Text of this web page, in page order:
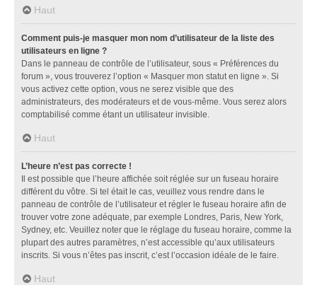
Haut
Comment puis-je masquer mon nom d’utilisateur de la liste des
utilisateurs en ligne ?
Dans le panneau de contrôle de l’utilisateur, sous « Préférences du
forum », vous trouverez l’option « Masquer mon statut en ligne ». Si
vous activez cette option, vous ne serez visible que des
administrateurs, des modérateurs et de vous-même. Vous serez alors
comptabilisé comme étant un utilisateur invisible.
Haut
L’heure n’est pas correcte !
Il est possible que l’heure affichée soit réglée sur un fuseau horaire
différent du vôtre. Si tel était le cas, veuillez vous rendre dans le
panneau de contrôle de l’utilisateur et régler le fuseau horaire afin de
trouver votre zone adéquate, par exemple Londres, Paris, New York,
Sydney, etc. Veuillez noter que le réglage du fuseau horaire, comme la
plupart des autres paramètres, n’est accessible qu’aux utilisateurs
inscrits. Si vous n’êtes pas inscrit, c’est l’occasion idéale de le faire.
Haut